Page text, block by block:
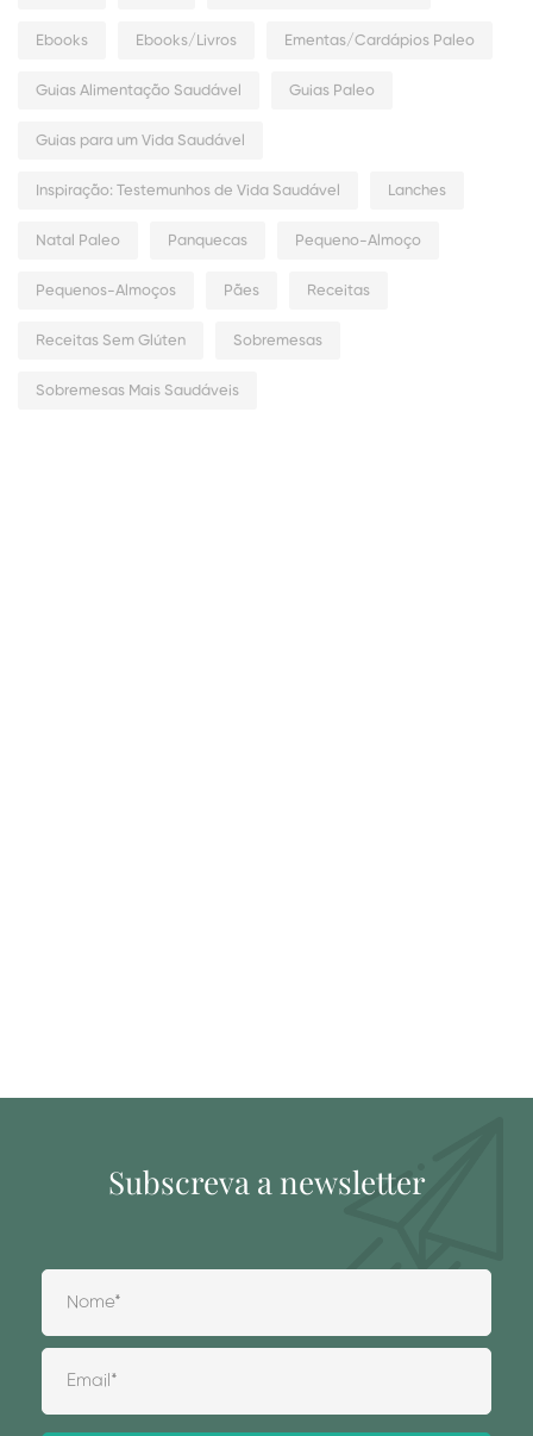
Ebooks Ebooks/Livros Ementas/Cardápios Paleo
Guias Alimentação Saudável Guias Paleo
Guias para um Vida Saudável
Inspiração: Testemunhos de Vida Saudável Lanches
Natal Paleo Panquecas Pequeno-Almoço
Pequenos-Almoços Pães Receitas
Receitas Sem Glúten Sobremesas
Sobremesas Mais Saudáveis
Subscreva a newsletter